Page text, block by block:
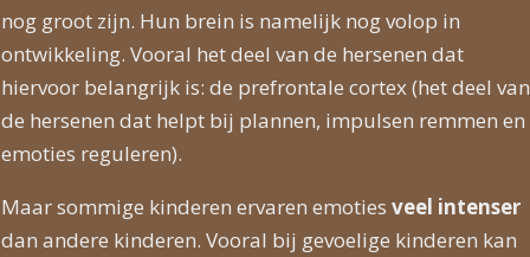
nog groot zijn. Hun brein is namelijk nog volop in
ontwikkeling. Vooral het deel van de hersenen dat
hiervoor belangrijk is: de prefrontale cortex (het deel van
de hersenen dat helpt bij plannen, impulsen remmen en
emoties reguleren).
Maar sommige kinderen ervaren emoties veel intenser
dan andere kinderen. Vooral bij gevoelige kinderen kan